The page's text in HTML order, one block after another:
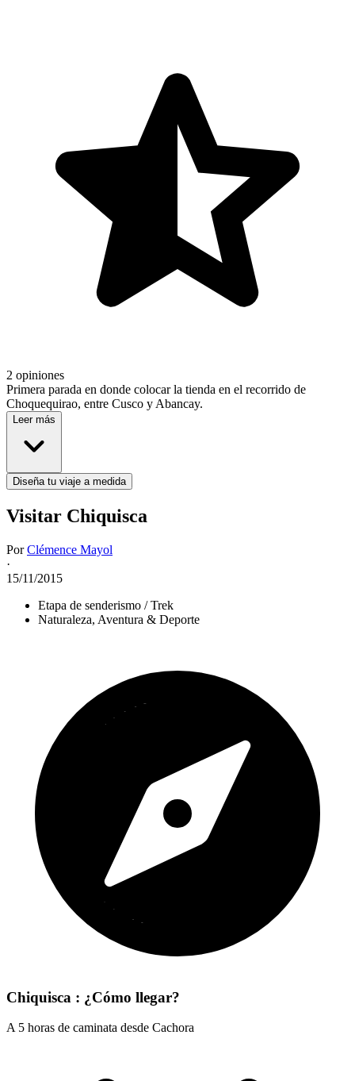
2 opiniones
Primera parada en donde colocar la tienda en el recorrido de
Choquequirao, entre Cusco y Abancay.
Leer más
Diseña tu viaje a medida
Visitar Chiquisca
PorClémence Mayol
·
15/11/2015
Etapa de senderismo / Trek
Naturaleza, Aventura & Deporte
Chiquisca : ¿Cómo llegar?
A 5 horas de caminata desde Cachora